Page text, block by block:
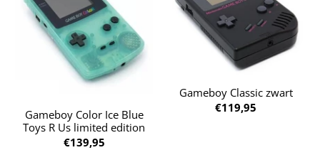
Gameboy Color Ice Blue
Toys R Us limited edition
€139,95
Gameboy Classic zwart
€119,95